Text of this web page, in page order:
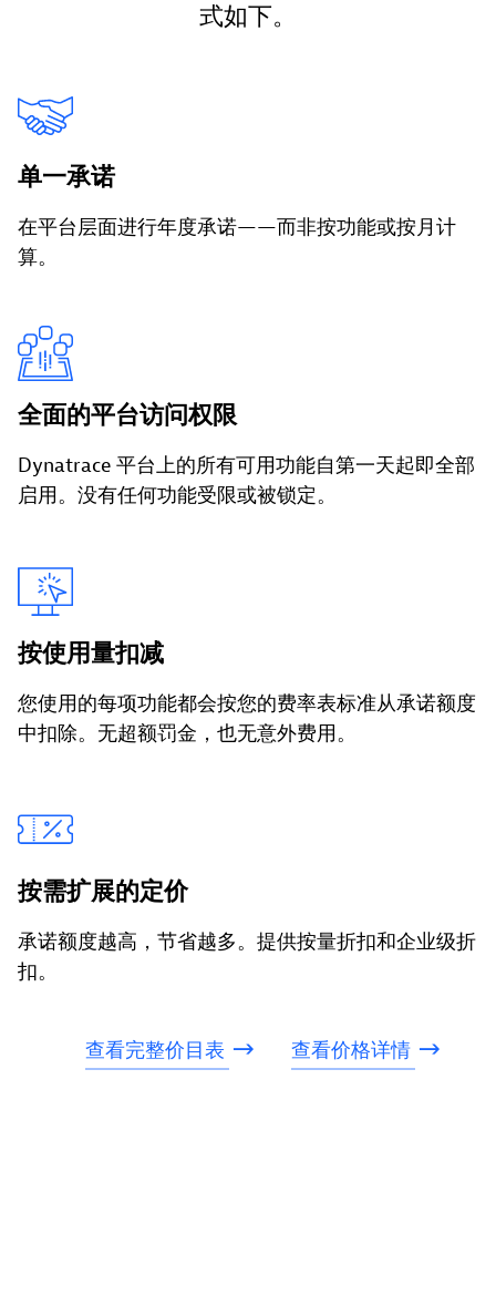
式如下。
单一承诺
在平台层面进行年度承诺——而非按功能或按月计
算。
全面的平台访问权限
Dynatrace 平台上的所有可用功能自第一天起即全部
启用。没有任何功能受限或被锁定。
按使用量扣减
您使用的每项功能都会按您的费率表标准从承诺额度
中扣除。无超额罚金，也无意外费用。
按需扩展的定价
承诺额度越高，节省越多。提供按量折扣和企业级折
扣。
查看完整价目表 查看价格详情